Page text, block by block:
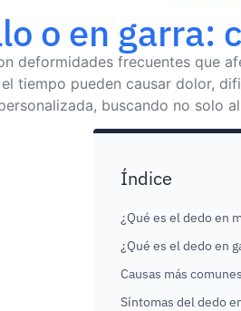
o en
deformidades frecuentes que
tiempo pueden causar dolor,
buscando no solo
Índice
¿Qué es el dedo en
¿Qué es el dedo en
Causas más
Síntomas del dedo